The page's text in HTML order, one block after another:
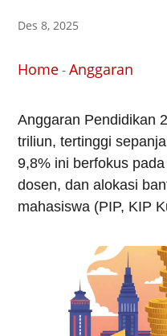
Des 8, 2025
Home-Anggaran
Anggaran Pendidikan
triliun, tertinggi
9,8% ini berfokus
dosen, dan alokasi
mahasiswa (PIP, KIP